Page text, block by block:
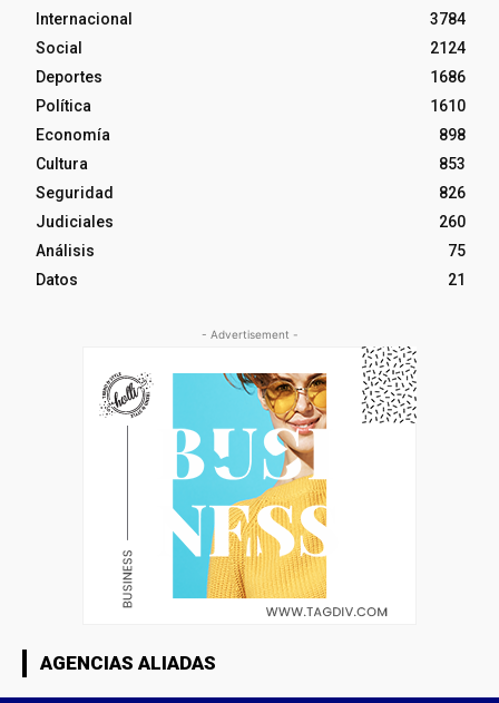
Internacional
3784
Social
2124
Deportes
1686
Política
1610
Economía
898
Cultura
853
Seguridad
826
Judiciales
260
Análisis
75
Datos
21
- Advertisement -
AGENCIAS ALIADAS